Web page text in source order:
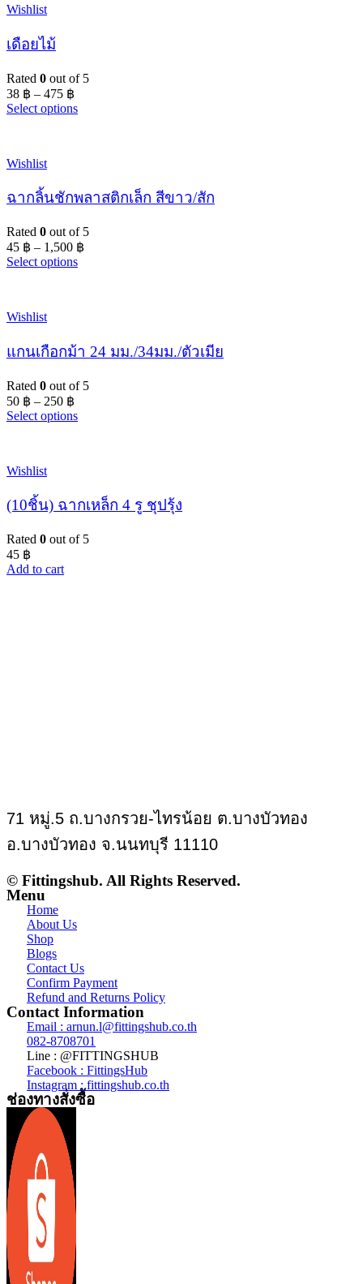
Wishlist
เดือยไม้
Rated 0 out of 5
38 ฿ – 475 ฿
Select options
Wishlist
ฉากลิ้นชักพลาสติกเล็ก สีขาว/สัก
Rated 0 out of 5
45 ฿ – 1,500 ฿
Select options
Wishlist
แกนเกือกม้า 24 มม./34มม./ตัวเมีย
Rated 0 out of 5
50 ฿ – 250 ฿
Select options
Wishlist
(10ชิ้น) ฉากเหล็ก 4 รู ชุปรุ้ง
Rated 0 out of 5
45 ฿
Add to cart
71 หมู่.5 ถ.บางกรวย-ไทรน้อย ต.บางบัวทอง
อ.บางบัวทอง จ.นนทบุรี 11110
© Fittingshub. All Rights Reserved.
Menu
Home
About Us
Shop
Blogs
Contact Us
Confirm Payment
Refund and Returns Policy
Contact Information
Email : arnun.l@fittingshub.co.th
082-8708701
Line : @FITTINGSHUB
Facebook : FittingsHub
Instagram : fittingshub.co.th
ช่องทางสั่งซื้อ